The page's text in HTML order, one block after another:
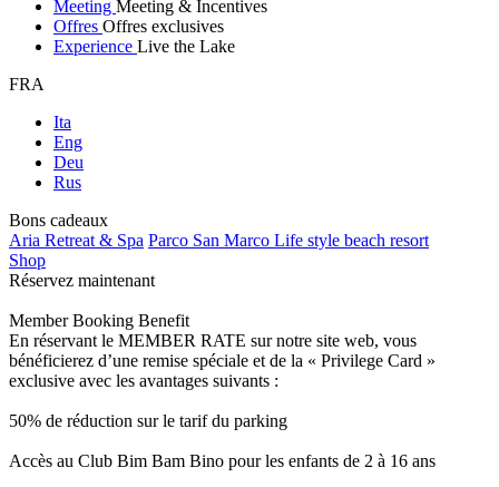
Meeting Meeting & Incentives
Offres Offres exclusives
Experience Live the Lake
FRA
Ita
Eng
Deu
Rus
Bons cadeaux
Aria Retreat & Spa Parco San Marco Life style beach resort
Shop
Réservez maintenant
Member Booking Benefit
En réservant le MEMBER RATE sur notre site web, vous
bénéficierez d’une remise spéciale et de la « Privilege Card »
exclusive avec les avantages suivants :
50% de réduction sur le tarif du parking
Accès au Club Bim Bam Bino pour les enfants de 2 à 16 ans